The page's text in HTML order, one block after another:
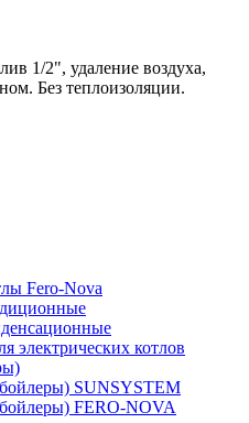
1/2", удаление воздуха,
Без теплоизоляции.
Fero-Nova
электрических котлов
SUNSYSTEM
FERO-NOVA